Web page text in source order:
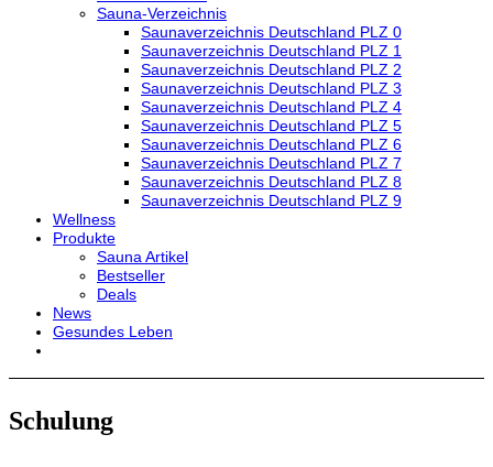
Sauna-Verzeichnis
Saunaverzeichnis Deutschland PLZ 0
Saunaverzeichnis Deutschland PLZ 1
Saunaverzeichnis Deutschland PLZ 2
Saunaverzeichnis Deutschland PLZ 3
Saunaverzeichnis Deutschland PLZ 4
Saunaverzeichnis Deutschland PLZ 5
Saunaverzeichnis Deutschland PLZ 6
Saunaverzeichnis Deutschland PLZ 7
Saunaverzeichnis Deutschland PLZ 8
Saunaverzeichnis Deutschland PLZ 9
Wellness
Produkte
Sauna Artikel
Bestseller
Deals
News
Gesundes Leben
Schulung